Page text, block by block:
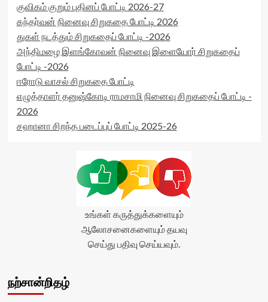
குவிகம் குறும் புதினப் போட்டி 2026-27
கந்தர்வன் நினைவு சிறுகதை போட்டி 2026
துகள் நடத்தும் சிறுகதைப் போட்டி -2026
அந்திமழை இளங்கோவன் நினைவு இளையோர் சிறுகதைப்
போட்டி -2026
ஈரோடு வாசல் சிறுகதை போட்டி
எழுத்தாளர் தனுஷ்கோடி ராமசாமி நினைவு சிறுகதைப் போட்டி -
2026
சஹானா சிறந்த படைப்புப் போட்டி 2025-26
உங்கள் கருத்துக்களையும்
ஆலோசனைகளையும் தயவு
செய்து பதிவு செய்யவும்.
நற்சான்றிதழ்